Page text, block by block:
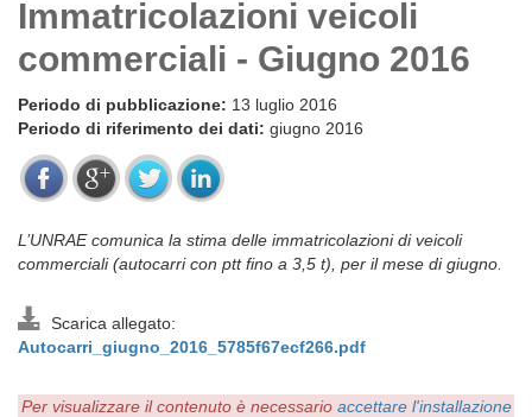
Immatricolazioni veicoli
commerciali - Giugno 2016
Periodo di pubblicazione: 13 luglio 2016
Periodo di riferimento dei dati: giugno 2016
L’UNRAE comunica la stima delle immatricolazioni di veicoli
commerciali (autocarri con ptt fino a 3,5 t), per il mese di giugno.
Scarica allegato:
Autocarri_giugno_2016_5785f67ecf266.pdf
Per visualizzare il contenuto è necessario accettare l'installazione